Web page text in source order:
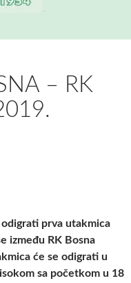
– RK
odigrati prva utakmica
između RK Bosna
će se odigrati u
sa početkom u 18